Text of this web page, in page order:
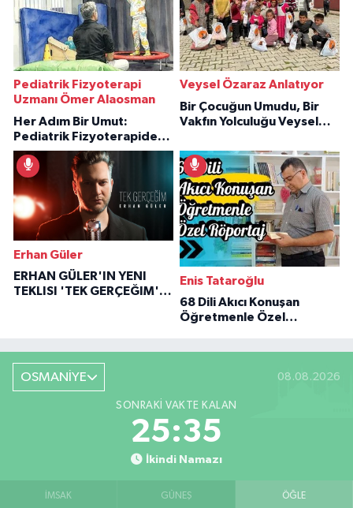
Pediatrik Fizyoterapi
Uzmanı Ömer Alaosman
Her Adım Bir Umut:
Pediatrik Fizyoterapiden
İlham Veren Hikâyeler
Veysel Özaraz Anlatıyor
Bir Çocuğun Umudu, Bir
Vakfın Yolculuğu Veysel
Erhan Güler
ERHAN GÜLER'IN YENI
TEKLISI 'TEK GERÇEĞIM'LE
Enis Tataroğlu
68 Dili Akıcı Konuşan
Öğretmenle Özel
OSMANİYE 08.08.2026
SONRAKI VAKTE KALAN
25:34
İkindi Namazı
İMSAK GÜNEŞ ÖĞLE